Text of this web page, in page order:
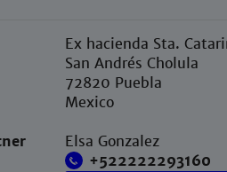
Ex hacienda Sta.
San Andrés Cholula
72820 Puebla
Mexico
Elsa Gonzalez
+522222293160